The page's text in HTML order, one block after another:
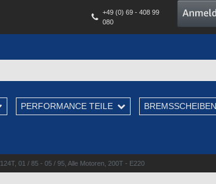
+49 (0) 69 - 408 99
080
PERFORMANCE TEILE BREMSSCHEIBEN
01 / 85 - 05 / 95, Alle Motoren, 200T - E220